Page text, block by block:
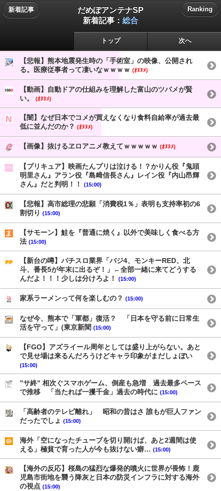
新着記事
だめぽアンテナSP
新着記事： 総合
Ranking
トップ 次へ
【悲報】熊本地震発生時の「手術室」の映像、公開され
る。医療従事者って凄いなｗｗｗｗ (ｵﾇﾇﾒ)
【動画】自動ドアの仕組みを理解した富山のツバメが賢
い。
(ｵﾇﾇﾒ)
【闇】なぜ日本でコメが買えなくなり食料自給率が過去最
低に並んだのか？ (ｵﾇﾇﾒ)
【画像】抜けるヱロアニメ教えてｗｗｗｗｗ (ｵﾇﾇﾒ)
【プリキュア】映画たんプリは泣ける！？かりん役『鬼頭
明里さん』アラン役『島﨑信長さん』レイン役『内山昂輝
さん』だと判明！！
(15:00)
【悲報】高市総理の悲願「消費税1％」表明も支持率初の6
割切り (15:00)
【サモーン】鮭を『普通に焼く』以外で美味しく食べる方
法 (15:00)
【新台の噂】パチスロ業界「バジ4、モンキーRED、北
斗、番長5が年末に出るぞ！」←全部一緒に来てどうする
んだよ！！！少しは分けろよ！
(15:00)
家系ラーメンって何を楽しむの？ (15:00)
なぜ今、熊本で「軍都」復活？ 「日本を守る前に日常生
活を守って」(東京新聞 (15:00)
【FGO】アズライール周年としては盛り上がらない。あと
で見せ場は来るんだろうけどキャラ印象がまだしょぼい
(15:00)
”サ終” 相次ぐスマホゲーム、倒産も急増 過去最多ペース
で推移 「当たれば一攫千金」過去の時代に (15:00)
「高齢者のテレビ離れ」 昭和の昔はさ 誰もが巨人ファン
だったでしょ (15:00)
海外「空になったチューブを切り開けば、あと2週間は使
える」極貧で育った人が今も抜けない癖… (15:00)
【海外の反応】桜島の猛烈な爆発的噴火に世界が畏怖！鹿
児島市街地を襲う降灰と日本の防災インフラに対する海外
の視点 (15:00)